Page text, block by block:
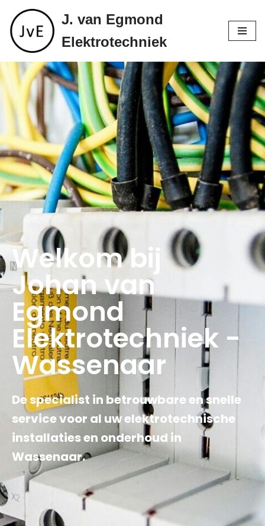
Ga
naar
de
inhoud
J. van Egmond
Elektrotechniek
Welkom bij
Johan van
Egmond
Elektrotechniek -
Wassenaar
De specialist in betrouwbare en snelle
service voor al uw elektrotechnische
installaties en onderhoud in
Wassenaar.